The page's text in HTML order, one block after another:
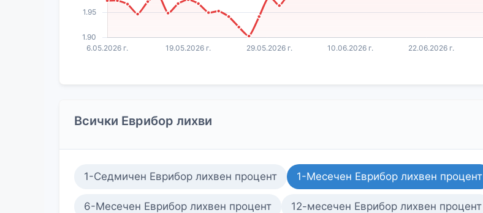
Всички Еврибор лихви
1-Седмичен Еврибор лихвен процент 1-Месечен Еврибор лихвен процент
6-Месечен Еврибор лихвен процент 12-месечен Еврибор лихвен процент